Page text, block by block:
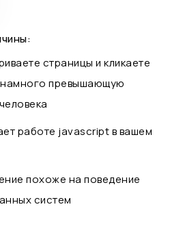
страницы и кликаете
превышающую
работе javascript в вашем
похоже на поведение
систем